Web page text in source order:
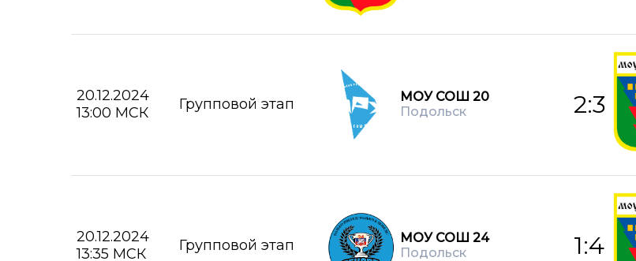
20.12.2024
13:00 МСК
Групповой этап
МОУ СОШ 20
Подольск
2:3
20.12.2024
13:35 МСК
Групповой этап
МОУ СОШ 24
Подольск
1:4